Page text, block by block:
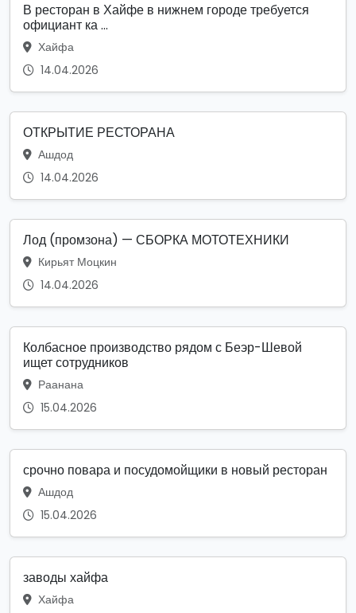
В ресторан в Хайфе в нижнем городе требуется
официант ка ...
Хайфа
14.04.2026
ОТКРЫТИЕ РЕСТОРАНА
Ашдод
14.04.2026
Лод (промзона) — СБОРКА МОТОТЕХНИКИ
Кирьят Моцкин
14.04.2026
Колбасное производство рядом с Беэр-Шевой
ищет сотрудников
Раанана
15.04.2026
срочно повара и посудомойщики в новый ресторан
Ашдод
15.04.2026
заводы хайфа
Хайфа